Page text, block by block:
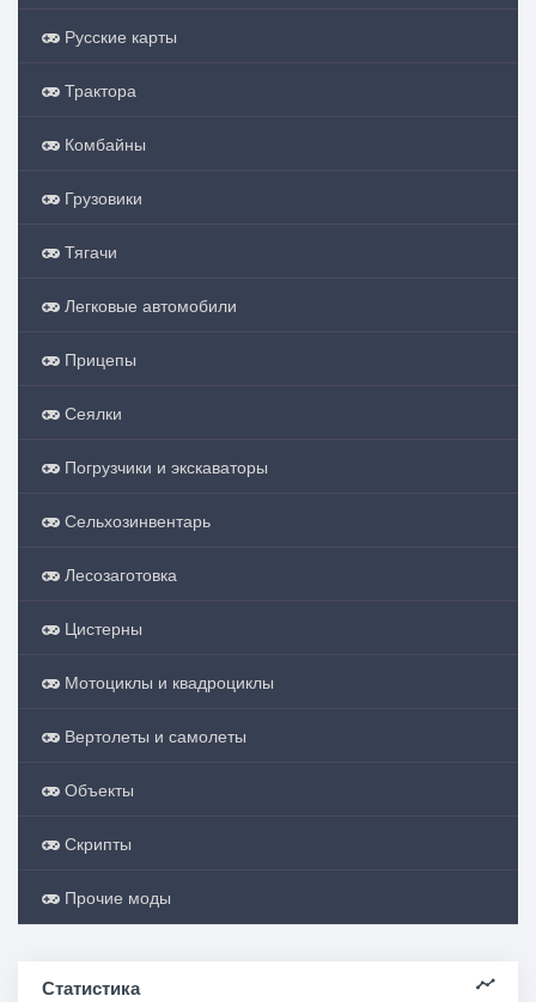
Русские карты
Трактора
Комбайны
Грузовики
Тягачи
Легковые автомобили
Прицепы
Сеялки
Погрузчики и экскаваторы
Сельхозинвентарь
Лесозаготовка
Цистерны
Мотоциклы и квадроциклы
Вертолеты и самолеты
Объекты
Скрипты
Прочие моды
Статистика